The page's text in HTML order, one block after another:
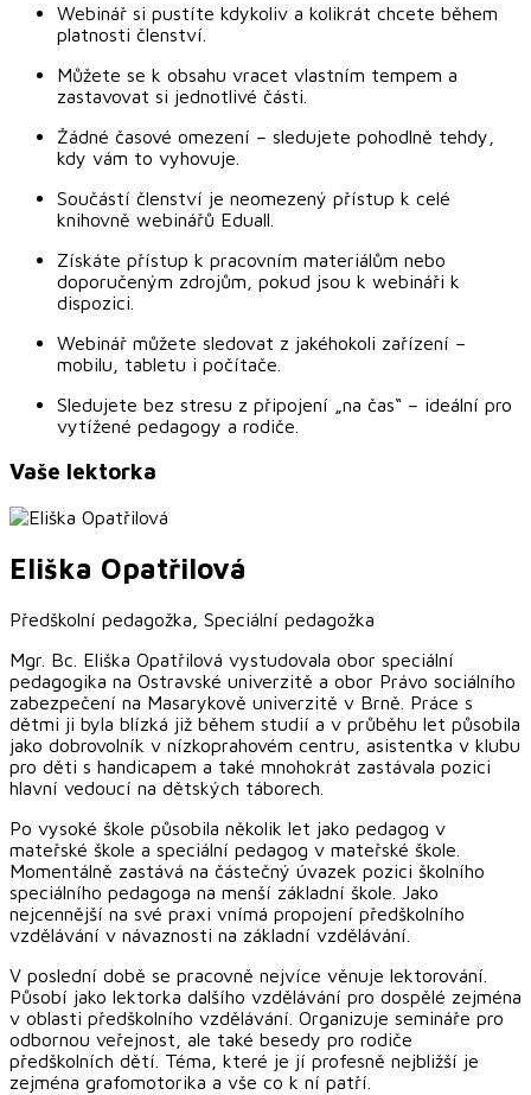
Webinář si pustíte kdykoliv a kolikrát chcete během
platnosti členství.
Můžete se k obsahu vracet vlastním tempem a
zastavovat si jednotlivé části.
Žádné časové omezení – sledujete pohodlně tehdy,
kdy vám to vyhovuje.
Součástí členství je neomezený přístup k celé
knihovně webinářů Eduall.
Získáte přístup k pracovním materiálům nebo
doporučeným zdrojům, pokud jsou k webináři k
dispozici.
Webinář můžete sledovat z jakéhokoli zařízení –
mobilu, tabletu i počítače.
Sledujete bez stresu z připojení „na čas“ – ideální pro
vytížené pedagogy a rodiče.
Vaše lektorka
Eliška Opatřilová
Předškolní pedagožka, Speciální pedagožka
Mgr. Bc. Eliška Opatřilová vystudovala obor speciální
pedagogika na Ostravské univerzitě a obor Právo sociálního
zabezpečení na Masarykově univerzitě v Brně. Práce s
dětmi ji byla blízká již během studií a v průběhu let působila
jako dobrovolník v nízkoprahovém centru, asistentka v klubu
pro děti s handicapem a také mnohokrát zastávala pozici
hlavní vedoucí na dětských táborech.
Po vysoké škole působila několik let jako pedagog v
mateřské škole a speciální pedagog v mateřské škole.
Momentálně zastává na částečný úvazek pozici školního
speciálního pedagoga na menší základní škole. Jako
nejcennější na své praxi vnímá propojení předškolního
vzdělávání v návaznosti na základní vzdělávání.
V poslední době se pracovně nejvíce věnuje lektorování.
Působí jako lektorka dalšího vzdělávání pro dospělé zejména
v oblasti předškolního vzdělávání. Organizuje semináře pro
odbornou veřejnost, ale také besedy pro rodiče
předškolních dětí. Téma, které je jí profesně nejbližší je
zejména grafomotorika a vše co k ní patří.